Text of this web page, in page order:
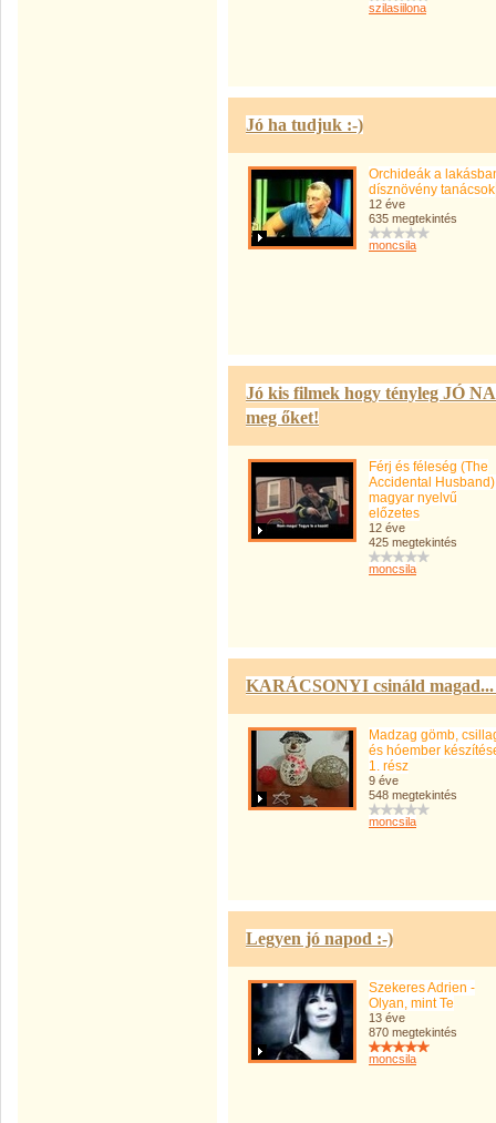
szilasiilona
Jó ha tudjuk :-)
Orchideák a
dísznövény tanácsok
12 éve
635 megtekintés
moncsila
Jó kis filmek hogy tényleg JÓ
meg őket!
Férj és féleség (The
Accidental
magyar nyelvű
előzetes
12 éve
425 megtekintés
moncsila
KARÁCSONYI csináld
Madzag gömb,
és hóember
1. rész
9 éve
548 megtekintés
moncsila
Legyen jó napod :-)
Szekeres Adrien -
Olyan, mint Te
13 éve
870 megtekintés
moncsila